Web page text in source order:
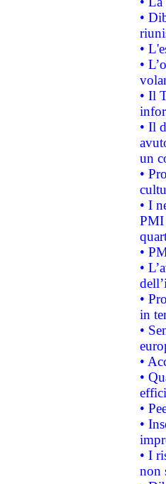
•
•
•
• Il
• Il
un
•
• I
PMI
•
•
•
in
•
•
•
•
•
• I
non